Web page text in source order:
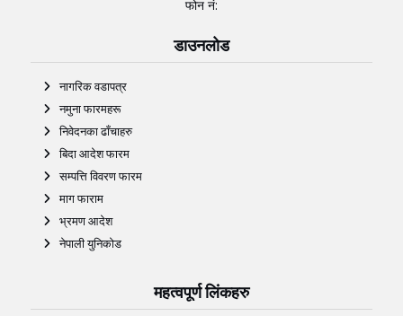
फोन नं:
डाउनलोड
नागरिक वडापत्र
नमुना फारमहरू
निवेदनका ढाँचाहरु
बिदा आदेश फारम
सम्पत्ति विवरण फारम
माग फाराम
भ्रमण आदेश
नेपाली युनिकोड
महत्वपूर्ण लिंकहरु